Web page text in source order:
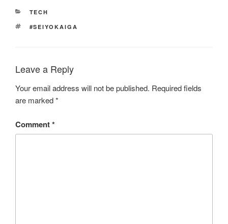
CATEGORIES
TECH
TAGS
#SEIYOKAIGA
Leave a Reply
Your email address will not be published. Required fields
are marked*
Comment*